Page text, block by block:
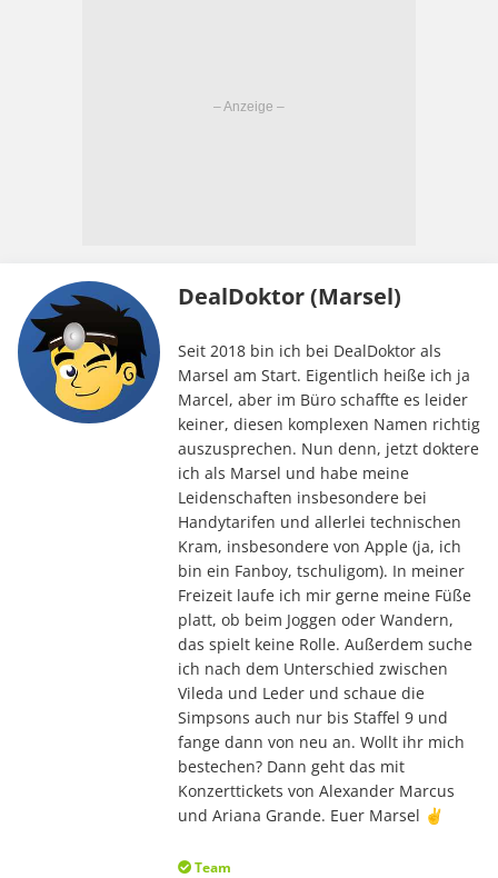
DealDoktor (Marsel)
Seit 2018 bin ich bei DealDoktor als
Marsel am Start. Eigentlich heiße ich ja
Marcel, aber im Büro schaffte es leider
keiner, diesen komplexen Namen richtig
auszusprechen. Nun denn, jetzt doktere
ich als Marsel und habe meine
Leidenschaften insbesondere bei
Handytarifen und allerlei technischen
Kram, insbesondere von Apple (ja, ich
bin ein Fanboy, tschuligom). In meiner
Freizeit laufe ich mir gerne meine Füße
platt, ob beim Joggen oder Wandern,
das spielt keine Rolle. Außerdem suche
ich nach dem Unterschied zwischen
Vileda und Leder und schaue die
Simpsons auch nur bis Staffel 9 und
fange dann von neu an. Wollt ihr mich
bestechen? Dann geht das mit
Konzerttickets von Alexander Marcus
und Ariana Grande. Euer Marsel ✌️
Team